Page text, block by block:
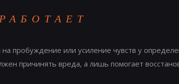
пробуждение или усиление чувств у
причинять вреда, а лишь помогает